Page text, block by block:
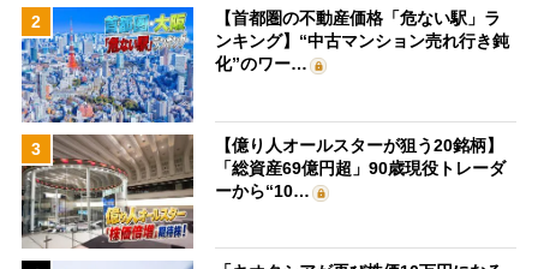
2
【首都圏の不動産価格「危ない駅」ラ
ンキング】“中古マンション売れ行き鈍
化”のワー…
3
【億り人オールスターが狙う20銘柄】
「総資産69億円超」90歳現役トレーダ
ーから“10…